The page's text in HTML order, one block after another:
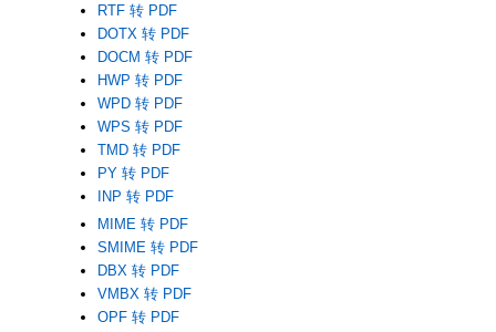
RTF 转 PDF
DOTX 转 PDF
DOCM 转 PDF
HWP 转 PDF
WPD 转 PDF
WPS 转 PDF
TMD 转 PDF
PY 转 PDF
INP 转 PDF
MIME 转 PDF
SMIME 转 PDF
DBX 转 PDF
VMBX 转 PDF
OPF 转 PDF